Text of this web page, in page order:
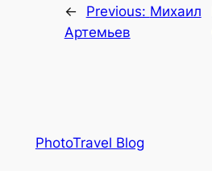
← Previous: Михаил
Артемьев
PhotoTravel Blog